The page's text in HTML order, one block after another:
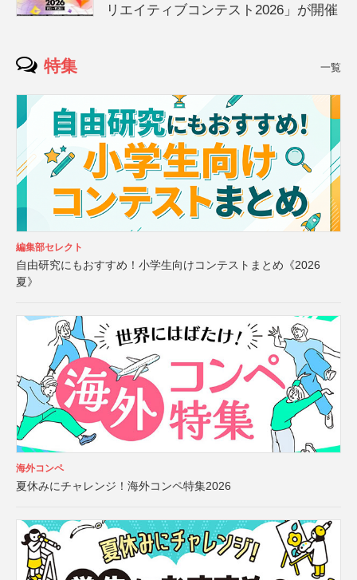
リエイティブコンテスト2026」が開催
特集 一覧
編集部セレクト
自由研究にもおすすめ！小学生向けコンテストまとめ《2026
夏》
海外コンペ
夏休みにチャレンジ！海外コンペ特集2026